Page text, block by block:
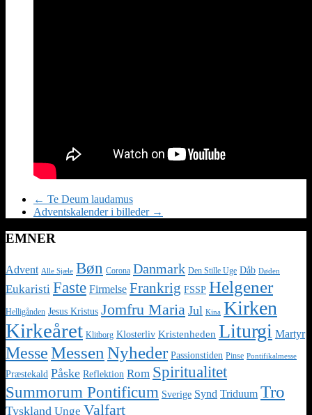
← Te Deum laudamus
Adventskalender i billeder →
EMNER
Advent Alle Sjæle Bøn Corona Danmark Den Stille Uge Dåb Døden
Eukaristi Faste Firmelse Frankrig FSSP Helgener
Helligånden Jesus Kristus Jomfru Maria Jul Kina Kirken
Kirkeåret Klitborg Klosterliv Kristenheden Liturgi Martyr
MesseMessen Nyheder Passionstiden Pinse Pontifikalmesse
Præstekald Påske Reflektion Rom Spiritualitet
Summorum Pontificum Sverige Synd Triduum Tro
Tyskland Unge Valfart